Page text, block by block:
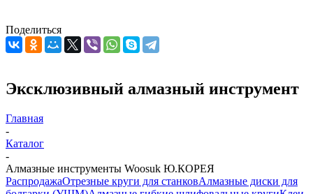
Поделиться
Эксклюзивный алмазный инструмент
Главная
-
Каталог
-
Алмазные инструменты Woosuk Ю.КОРЕЯ
РаспродажаОтрезные круги для станковАлмазные диски для